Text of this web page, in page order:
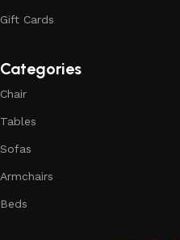
Gift Cards
Categories
Chair
Tables
Sofas
Armchairs
Beds